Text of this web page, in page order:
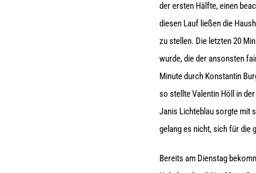
der ersten Hälfte, einen
diesen Lauf ließen die
zu stellen. Die letzten 20
wurde, die der ansonsten
Minute durch Konstantin
so stellte Valentin Höll in
Janis Lichteblau sorgte mit
gelang es nicht, sich für die
Bereits am Dienstag